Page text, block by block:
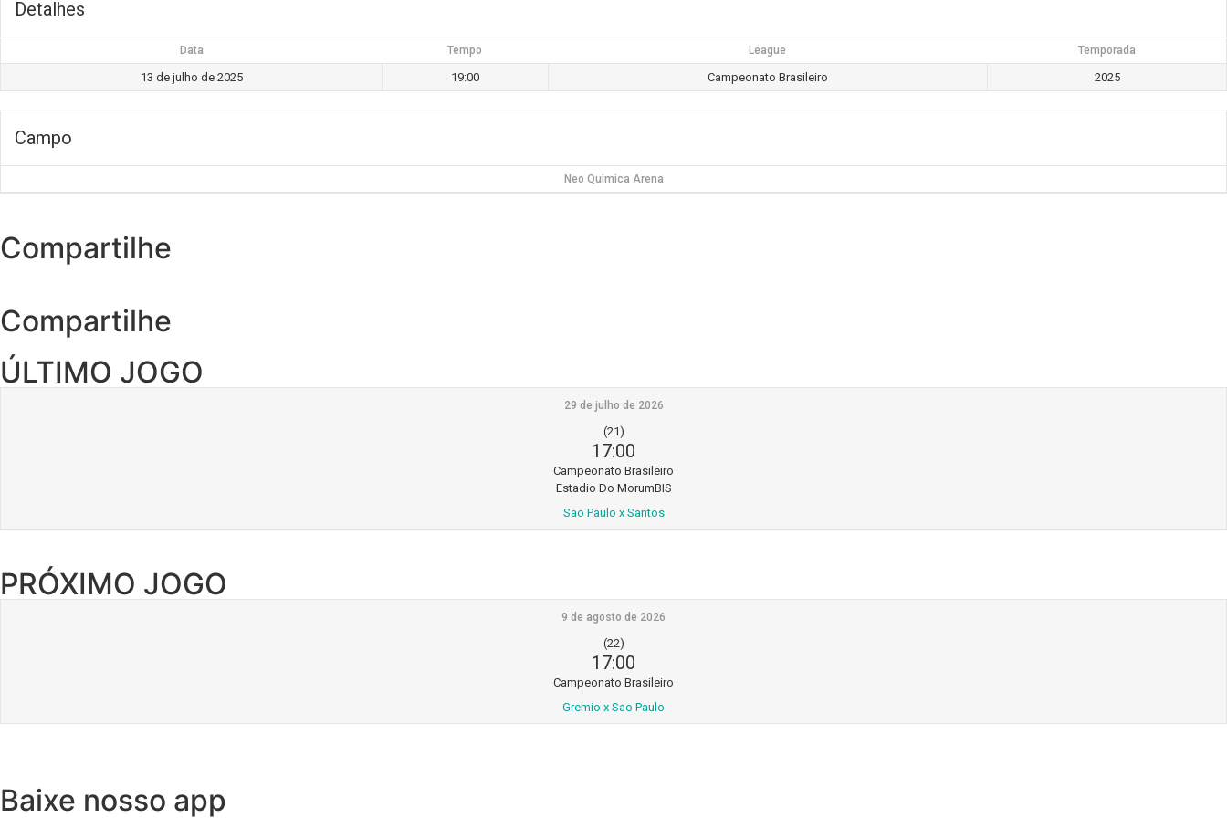
Detalhes
Data Tempo League Temporada
13 de julho de 2025 19:00 Campeonato Brasileiro 2025
Campo
Neo Quimica Arena
Compartilhe
Compartilhe
ÚLTIMO JOGO
29 de julho de 2026
(21)
17:00
Campeonato Brasileiro
Estadio Do MorumBIS
Sao Paulo x Santos
PRÓXIMO JOGO
9 de agosto de 2026
(22)
17:00
Campeonato Brasileiro
Gremio x Sao Paulo
Baixe nosso app